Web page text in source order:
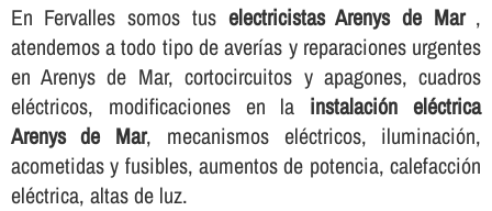
En Fervalles somos tus electricistas Arenys de Mar,
atendemos a todo tipo de averí­as y reparaciones urgentes
en Arenys de Mar, cortocircuitos y apagones, cuadros
eléctricos, modificaciones en la instalación eléctrica
Arenys de Mar, mecanismos eléctricos, iluminación,
acometidas y fusibles, aumentos de potencia, calefacción
eléctrica, altas de luz.